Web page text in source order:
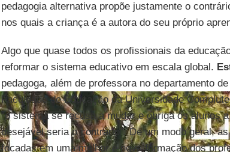
pedagogia alternativa propõe justamente o
nos quais a criança é a autora do seu próprio
Algo que quase todos os profissionais da
reformar o sistema educativo em escala global.
pedagoga, além de professora no departamento
Faculdade de Educação da Universidade
“o sistema se recusa a mudar e obriga os alunos
desejável seria o contrário”. De um modo geral,
focadas em uma melhor e nova formação dos